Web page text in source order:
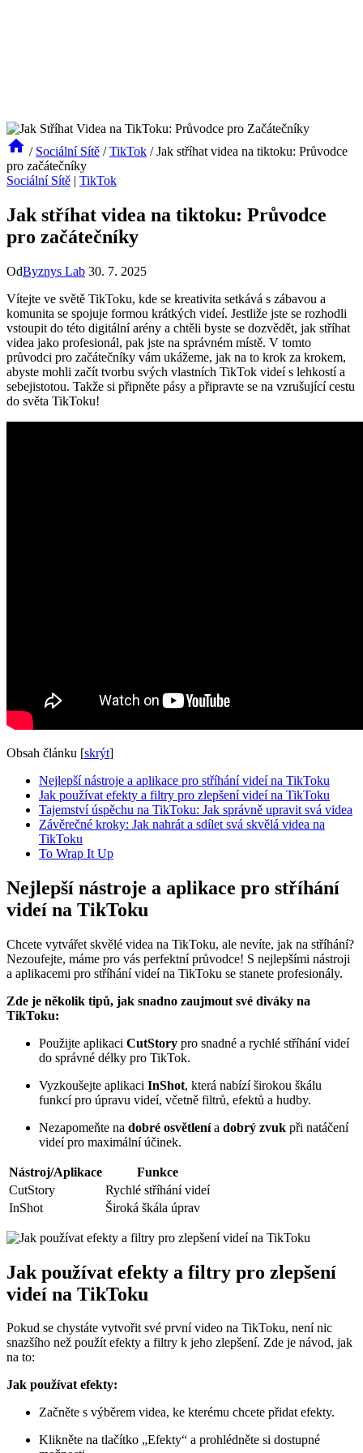
/ Sociální Sítě / TikTok / Jak stříhat videa na tiktoku: Průvodce
pro začátečníky
Sociální Sítě | TikTok
Jak stříhat videa na tiktoku: Průvodce
pro začátečníky
OdByznys Lab 30. 7. 2025
Vítejte ve světě TikToku, kde se kreativita setkává s zábavou a
komunita se spojuje formou krátkých videí. Jestliže jste se rozhodli
vstoupit do této digitální arény a chtěli byste se dozvědět, jak stříhat
videa jako profesionál, pak jste na správném místě. V tomto
průvodci pro začátečníky vám ukážeme, jak na to krok za krokem,
abyste mohli začít tvorbu svých vlastních TikTok videí s lehkostí a
sebejistotou. Takže si připněte pásy a připravte se na vzrušující cestu
do světa TikToku!
Obsah článku [skrýt]
Nejlepší nástroje a aplikace pro stříhání videí na TikToku
Jak používat efekty a filtry pro zlepšení videí na TikToku
Tajemství úspěchu na TikToku: Jak správně upravit svá videa
Závěrečné kroky: Jak nahrát a sdílet svá skvělá videa na
TikToku
To Wrap It Up
Nejlepší nástroje a aplikace pro stříhání
videí na TikToku
Chcete vytvářet skvělé videa na TikToku, ale nevíte, jak na stříhání?
Nezoufejte, máme pro vás perfektní průvodce! S nejlepšími nástroji
a aplikacemi pro stříhání videí na TikToku se stanete profesionály.
Zde je několik tipů, jak snadno zaujmout své diváky na
TikToku:
Použijte aplikaci CutStory pro snadné a rychlé stříhání videí
do správné délky pro TikTok.
Vyzkoušejte aplikaci InShot, která nabízí širokou škálu
funkcí pro úpravu videí, včetně filtrů, efektů a hudby.
Nezapomeňte na dobré osvětlenía dobrý zvuk při natáčení
videí pro maximální účinek.
Nástroj/Aplikace
Funkce
CutStory
Rychlé stříhání videí
InShot
Široká škála úprav
Jak používat efekty a filtry pro zlepšení
videí na TikToku
Pokud se chystáte vytvořit své první video na TikToku, není nic
snazšího než použít efekty a filtry k jeho zlepšení. Zde je návod, jak
na to:
Jak používat efekty:
Začněte s výběrem videa, ke kterému chcete přidat efekty.
Klikněte na tlačítko „Efekty“ a prohlédněte si dostupné